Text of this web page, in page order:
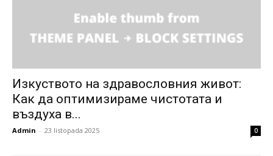
Изкуството на здравословния живот:
Как да оптимизираме чистотата и
въздуха в...
Admin - 23 listopada 2025 0